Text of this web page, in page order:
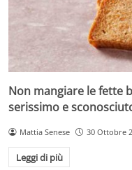
Non mangiare le fette
serissimo e
Mattia Senese 30 Ottobre
Leggi di più